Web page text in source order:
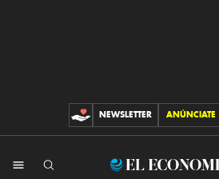
CONTRIBUCIONES
NEWSLETTER ANÚNCIATE
El